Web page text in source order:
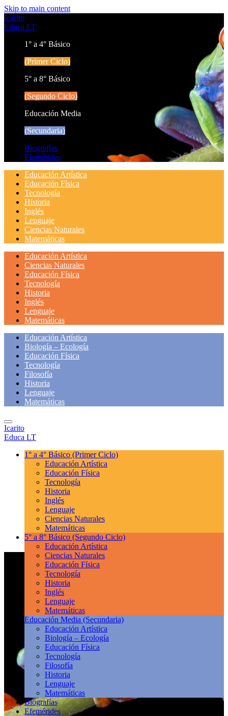
Skip to main content
Icarito
Educa LT
1° a 4° Básico
(Primer Ciclo)
5° a 8° Básico
(Segundo Ciclo)
Educación Media
(Secundaria)
Biografías
Efemérides
Educación Artística
Educación Física
Tecnología
Historia
Inglés
Lenguaje
Ciencias Naturales
Matemáticas
Educación Artística
Ciencias Naturales
Educación Física
Tecnología
Historia
Inglés
Lenguaje
Matemáticas
Educación Artística
Biología – Ecología
Educación Física
Tecnología
Filosofía
Historia
Lenguaje
Matemáticas
Icarito
Educa LT
1° a 4° Básico (Primer Ciclo)
Educación Artística
Educación Física
Tecnología
Historia
Inglés
Lenguaje
Ciencias Naturales
Matemáticas
5° a 8° Básico (Segundo Ciclo)
Educación Artística
Ciencias Naturales
Educación Física
Tecnología
Historia
Inglés
Lenguaje
Matemáticas
Educación Media (Secundaria)
Educación Artística
Biología – Ecología
Educación Física
Tecnología
Filosofía
Historia
Lenguaje
Matemáticas
Biografías
Efemérides